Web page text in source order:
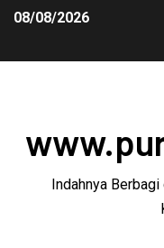
08/08/2026
Indahnya